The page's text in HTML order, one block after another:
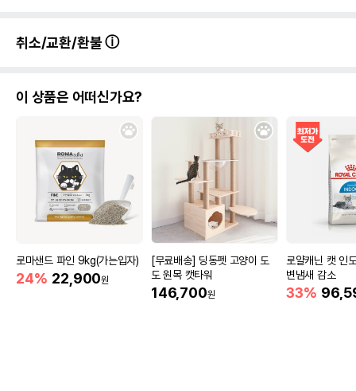
취소/교환/환불
이 상품은 어떠신가요?
로마샌드 파인 9kg(가는입자)
24% 22,900원
[무료배송] 딩동펫 고양이 도
도 원목 캣타워
146,700원
로얄캐닌 캣 인
변냄새 감소
33%